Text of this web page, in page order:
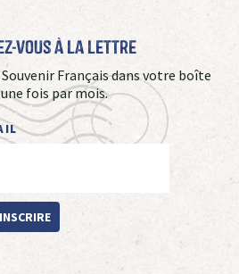
vous à La Lettre
Français dans votre boîte
fois par mois.